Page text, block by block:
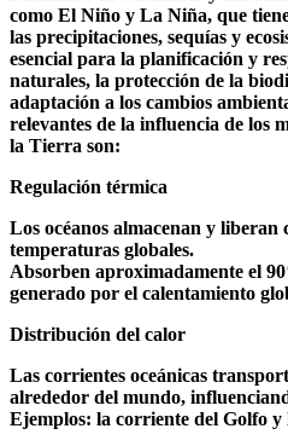
como El Niño y La Niña, que
las precipitaciones, sequías y
esencial para la planificación y
naturales, la protección de la
adaptación a los cambios
relevantes de la influencia de los
la Tierra son:
Regulación térmica
Los océanos almacenan y liberan
temperaturas globales.
Absorben aproximadamente el
generado por el calentamiento
Distribución del calor
Las corrientes oceánicas
alrededor del mundo,
Ejemplos: la corriente del Golfo